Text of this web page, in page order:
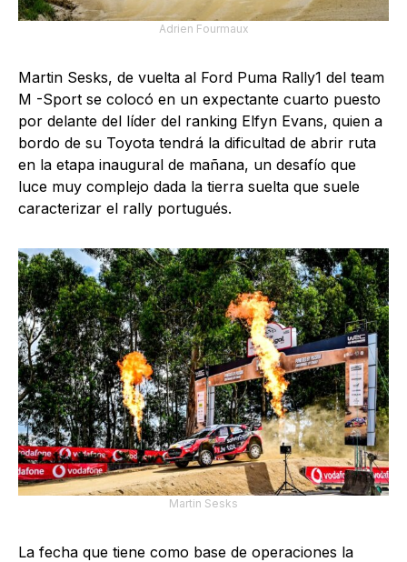
Adrien Fourmaux
Martin Sesks, de vuelta al Ford Puma Rally1 del team
M -Sport se colocó en un expectante cuarto puesto
por delante del líder del ranking Elfyn Evans, quien a
bordo de su Toyota tendrá la dificultad de abrir ruta
en la etapa inaugural de mañana, un desafío que
luce muy complejo dada la tierra suelta que suele
caracterizar el rally portugués.
Martin Sesks
La fecha que tiene como base de operaciones la